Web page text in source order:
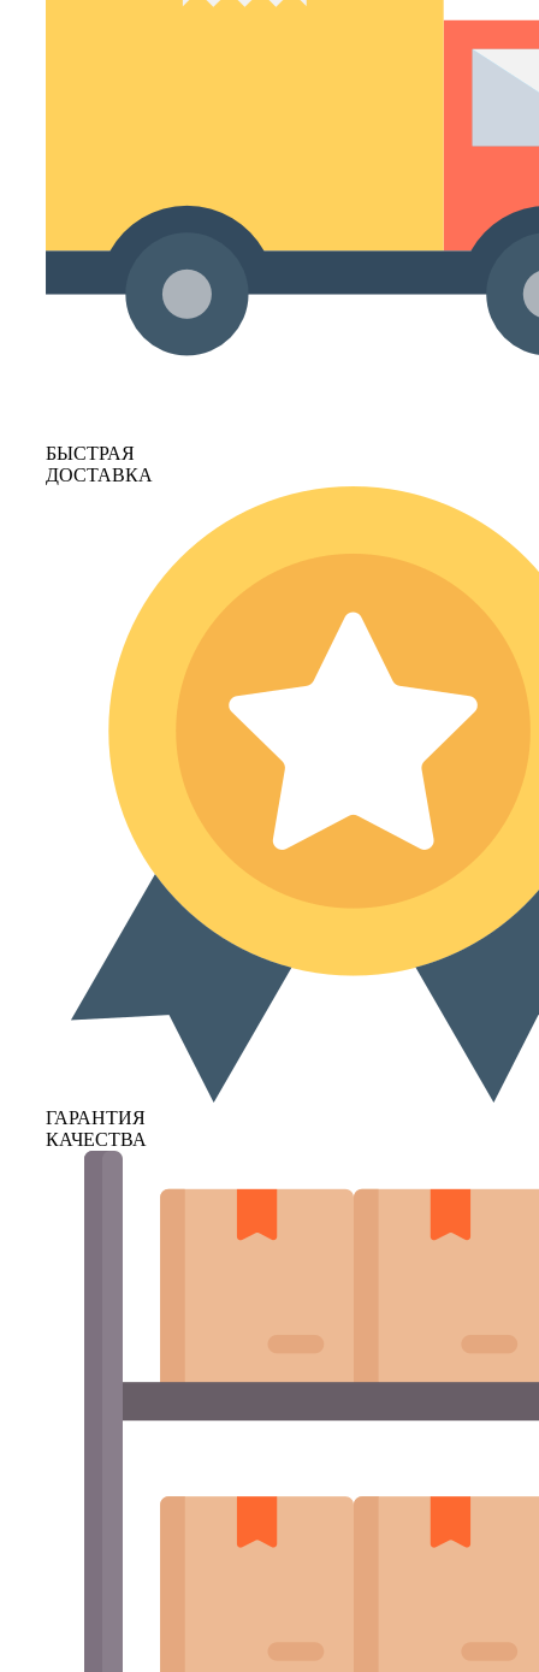
БЫСТРАЯ
ДОСТАВКА
ГАРАНТИЯ
КАЧЕСТВА